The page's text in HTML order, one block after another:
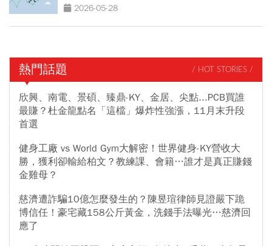
2026-05-28
熱門話題 / HOT STORIES /
欣興、南電、景碩、臻鼎-KY、金居、尖點...PCB買誰
最賺？杜金龍點名「這檔」爆炸性強漲，11月末升段
首選
健身工廠 vs World Gym大解密！世界健身-KY營收大
勝，獲利卻輸給柏文？教練課、會籍…誰才是真正賺錢
金雞母？
慈濟遭詐騙10億怎麼發生的？陳昱瑄律師見證嚴下跪
博信任！豪宅藏158公斤黃金，洗錢手法曝光…慈濟回
應了